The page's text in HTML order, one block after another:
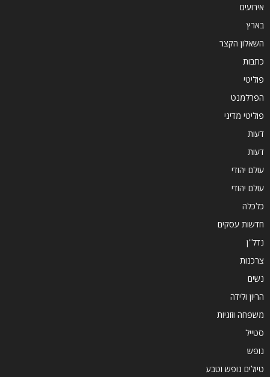
אירועים
בארץ
השאלון הקצר
כתבות
פוליטי
הפרלמנט
פוליטי מדיני
דעות
דעות
עולם יהודי
עולם יהודי
כלכלה
חדשות עסקים
נדל''ן
צרכנות
נשים
הריון ולידה
משפחה וזוגיות
סטייל
נופש
טיולים נופש וטבע